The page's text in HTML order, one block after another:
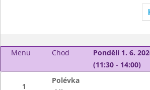
Menu Chod
Pondělí 1. 6.
(11:30 - 14:00)
1
Polévka